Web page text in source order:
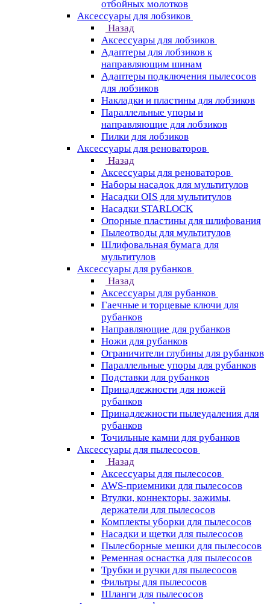
отбойных молотков
Аксессуары для лобзиков
Назад
Аксессуары для лобзиков
Адаптеры для лобзиков к
направляющим шинам
Адаптеры подключения пылесосов
для лобзиков
Накладки и пластины для лобзиков
Параллельные упоры и
направляющие для лобзиков
Пилки для лобзиков
Аксессуары для реноваторов
Назад
Аксессуары для реноваторов
Наборы насадок для мультитулов
Насадки OIS для мультитулов
Насадки STARLOCK
Опорные пластины для шлифования
Пылеотводы для мультитулов
Шлифовальная бумага для
мультитулов
Аксессуары для рубанков
Назад
Аксессуары для рубанков
Гаечные и торцевые ключи для
рубанков
Направляющие для рубанков
Ножи для рубанков
Ограничители глубины для рубанков
Параллельные упоры для рубанков
Подставки для рубанков
Принадлежности для ножей
рубанков
Принадлежности пылеудаления для
рубанков
Точильные камни для рубанков
Аксессуары для пылесосов
Назад
Аксессуары для пылесосов
AWS-приемники для пылесосов
Втулки, коннекторы, зажимы,
держатели для пылесосов
Комплекты уборки для пылесосов
Насадки и щетки для пылесосов
Пылесборные мешки для пылесосов
Ременная оснастка для пылесосов
Трубки и ручки для пылесосов
Фильтры для пылесосов
Шланги для пылесосов